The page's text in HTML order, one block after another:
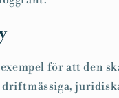
för att den
driftmässiga,